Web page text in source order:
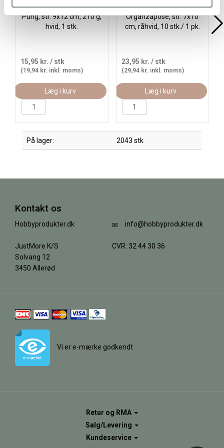
Pung, str. 9x12 cm, 210 g,
hvid, 1 stk.
15,95 kr. / stk
(19,94 kr. inkl. moms)
Læg i kurv
Organzapose, str. 7x10
cm, råhvid, 10 stk./ 1 pk.
23,95 kr. / stk
(29,94 kr. inkl. moms)
Læg i kurv
På lager: 2043 stk
Kontakt os
Hobbyprodukter.dk
JustMore K/S
Solvang 12
3450 Allerød
info@hobbyprodukter.dk
CVR: 32 44 30 36
Vi er e-mærke godkendt
Retur og RMA
Salg/Levering
Kundeservice